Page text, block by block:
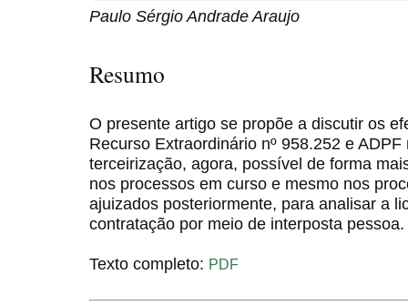
Paulo Sérgio Andrade Araujo
Resumo
O presente artigo se propõe a discutir os
Recurso Extraordinário nº 958.252 e
terceirização, agora, possível de forma
nos processos em curso e mesmo nos
ajuizados posteriormente, para analisar a
contratação por meio de interposta pessoa.
Texto completo: PDF